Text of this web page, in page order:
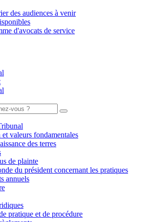
des audiences à venir
d'avocats de service
valeurs fondamentales
des terres
de plainte
du président concernant les pratiques
annuels
pratique et de procédure